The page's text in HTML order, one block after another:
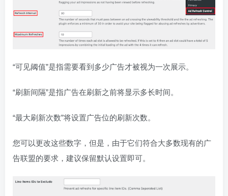
“可见阈值”是指需要看到多少广告才被视为一次展示。
“刷新间隔”是指广告在刷新之前将显示多长时间。
“最大刷新次数”将设置广告位的刷新次数。
您可以更改这些数字，但是，由于它们符合大多数现有的广
告联盟的要求，建议保留默认设置即可。